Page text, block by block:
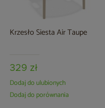
Krzesło Siesta Air Taupe
329 zł
Dodaj do ulubionych
Dodaj do porównania